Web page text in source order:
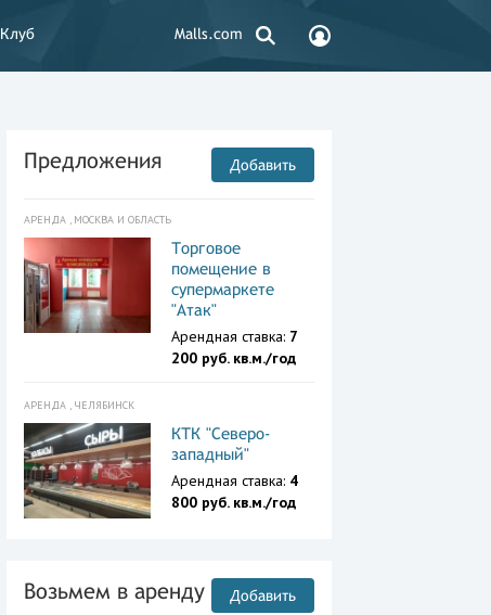
Клуб Malls.com
Предложения Добавить
АРЕНДА , МОСКВА И ОБЛАСТЬ
Торговое
помещение в
супермаркете
"Атак"
Арендная ставка: 7
200 руб. кв.м./год
АРЕНДА , ЧЕЛЯБИНСК
КТК "Северо-
западный"
Арендная ставка: 4
800 руб. кв.м./год
Возьмем в аренду Добавить